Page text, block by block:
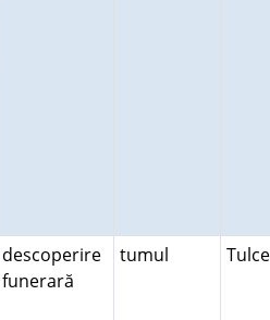
descoperire
funerară
tumul